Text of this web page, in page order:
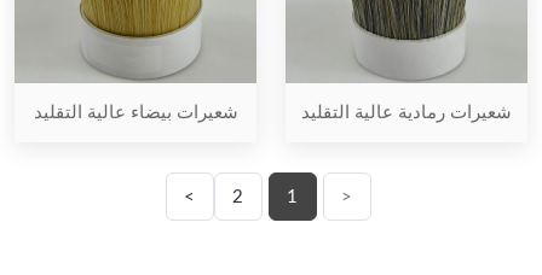
شعيرات رمادية عالية التقليد شعيرات بيضاء عالية التقليد
<
1
2
>